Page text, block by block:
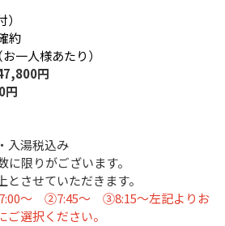
約
一人様あたり）
円
円
入湯税込み
限りがございます。
させていただきます。
～ ②7:45～ ③8:15～左記よりお
選択ください。